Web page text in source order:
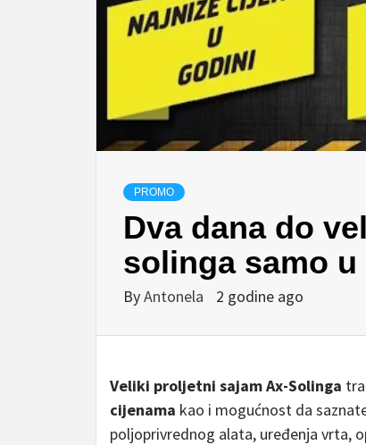
PROMO
Dva dana do
solinga samo
ByAntonela 2 godine ago
Veliki proljetni sajam Ax-Solinga
cijenama kao i mogućnost da
poljoprivrednog alata, uređenja vrta,